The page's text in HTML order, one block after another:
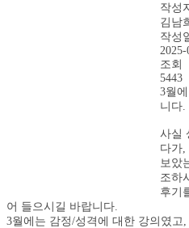
작성
김남
작성
조회
5443
3월
니다.
사실
다가,
보았
조하
후기
어 들으시길 바랍니다.
3월에는 감정/성격에 대한 강의였고